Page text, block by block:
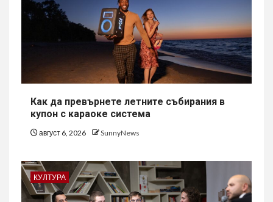
Как да превърнете летните събирания в
купон с караоке система
август 6, 2026 SunnyNews
КУЛТУРА